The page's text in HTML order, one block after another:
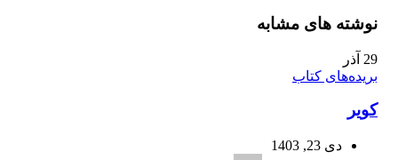
نوشته های مشابه
29 آذر
بریده‌های کتاب
کویر
دی 23, 1403